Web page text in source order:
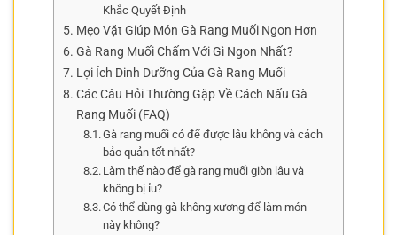
Khắc Quyết Định
Mẹo Vặt Giúp Món Gà Rang Muối Ngon Hơn
Gà Rang Muối Chấm Với Gì Ngon Nhất?
Lợi Ích Dinh Dưỡng Của Gà Rang Muối
Các Câu Hỏi Thường Gặp Về Cách Nấu Gà
Rang Muối (FAQ)
Gà rang muối có để được lâu không và cách
bảo quản tốt nhất?
Làm thế nào để gà rang muối giòn lâu và
không bị ỉu?
Có thể dùng gà không xương để làm món
này không?